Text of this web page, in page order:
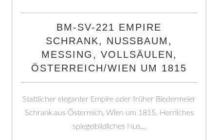
BM-SV-221 EMPIRE
SCHRANK, NUSSBAUM,
MESSING, VOLLSÄULEN,
ÖSTERREICH/WIEN UM 1815
Stattlicher eleganter Empire oder früher Biedermeier
Schrank aus Österreich, Wien um 1815. Herrliches
spiegelbildliches Nus…